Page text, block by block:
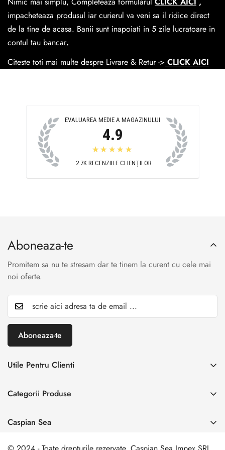
Easybox-ul Emag.
Cosul de livrareeste 15 lei pentru o comanda mai mica de
390 lei si Gratuit pentru o comanda de peste 390 lei.
impacheteaza produsul iar curierul va veni sa il ridice direct
de la tine de acasa. Banii sunt inapoiati in 5 zile lucratoare in
contul tau bancar.
Citeste toti mai multe despre Livrare & Retur -> CLICK AICI
EVALUAREA MEDIE A MAGAZINULUI
4.9
★★★★★
2.7K RECENZIILE CLIENȚILOR
Aboneaza-te
Promitem sa nu te stresam dar te tinem la curent cu cele mai
noi oferte.
Aboneaza-te
Utile Pentru Clienti
Creaza cont
Autentificare cont
Categorii Produse
Incaltaminte Dama
Incaltaminte Barbati
Caspian Sea